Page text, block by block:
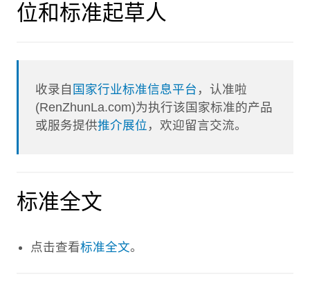
位和标准起草人
收录自 国家行业标准信息平台 ，认准啦
(RenZhunLa.com)为执行该国家标准的产品
或服务提供推介展位 ，欢迎留言交流。
标准全文
点击查看标准全文。